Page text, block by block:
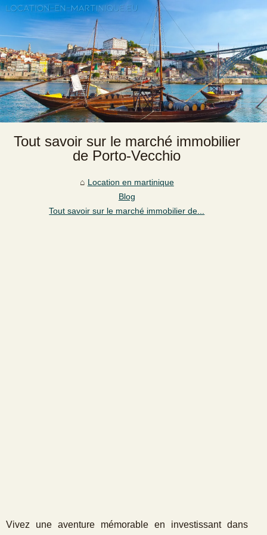
Tout savoir sur le marché immobilier
de Porto-Vecchio
Location en martinique
Blog
Tout savoir sur le marché immobilier de...
Vivez une aventure mémorable en investissant dans